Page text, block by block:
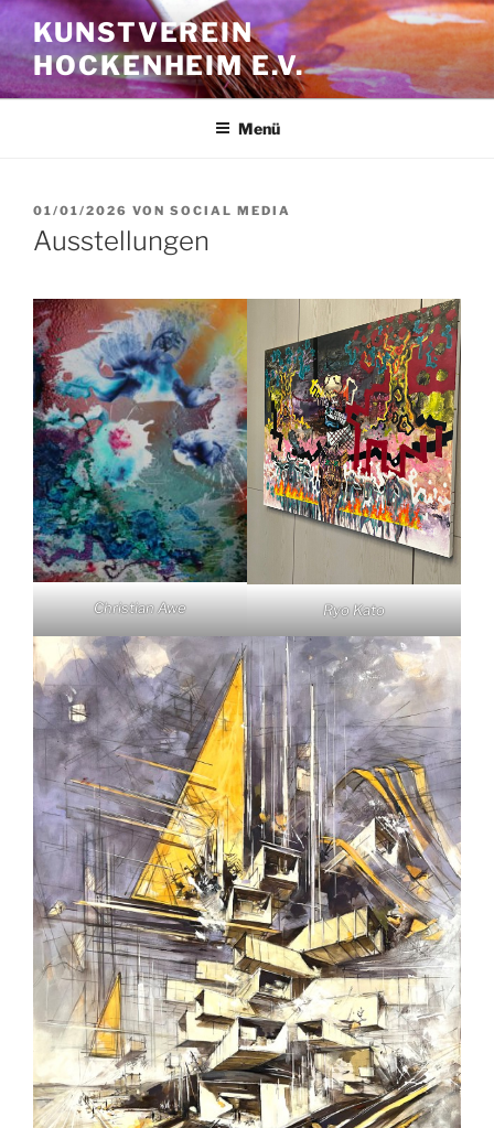
Zum
Inhalt
springen
KUNSTVEREIN
HOCKENHEIM E.V.
Menü
VERÖFFENTLICHT
AM
01/01/2026 VON SOCIAL MEDIA
Ausstellungen
Christian Awe Ryo Kato